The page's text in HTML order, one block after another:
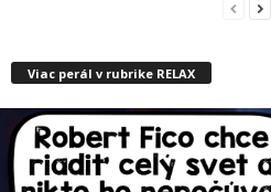
Viac perál v rubrike RELAX